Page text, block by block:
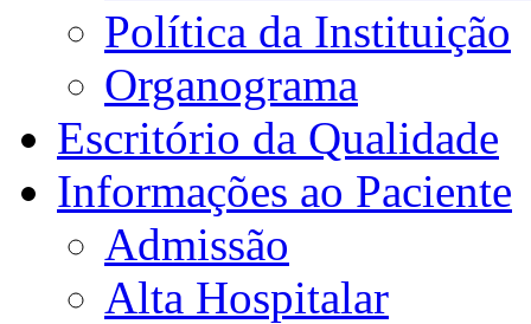
Política da Instituição
Organograma
Escritório da Qualidade
Informações ao Paciente
Admissão
Alta Hospitalar